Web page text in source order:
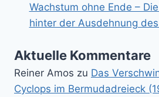
Wachstum ohne Ende –
hinter der Ausdehnung
Aktuelle Kommentare
Reiner Amos zu Das
Cyclops im Bermudadreieck